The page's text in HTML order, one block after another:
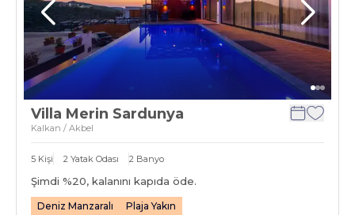
Villa Merin Sardunya
Kalkan / Akbel
5 Kişi 2 Yatak Odası 2 Banyo
Şimdi %20, kalanını kapıda öde.
Deniz Manzaralı Plaja Yakın